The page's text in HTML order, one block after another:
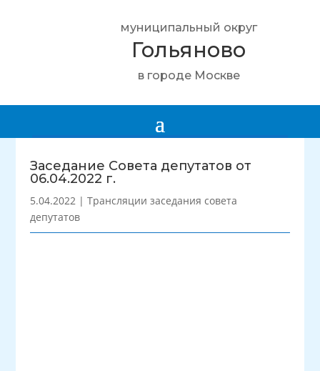
муниципальный округ
Гольяново
в городе Москве
Заседание Совета депутатов от
06.04.2022 г.
5.04.2022 |Трансляции заседания совета
депутатов